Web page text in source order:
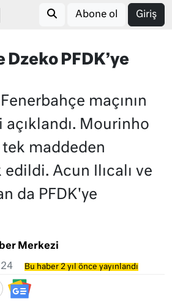
Abone ol Giriş
Dzeko PFDK’ye
maçının
açıklandı. Mourinho
maddeden
Acun Ilıcalı ve
da PFDK'ye
Merkezi
Bu haber 2 yıl önce yayınlandı